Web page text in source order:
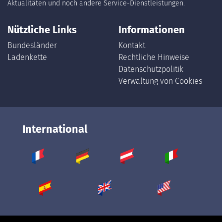
Aktualitäten und noch andere Service-Dienstleistungen.
Nützliche Links
Bundesländer
Ladenkette
Informationen
Kontakt
Rechtliche Hinweise
Datenschutzpolitik
Verwaltung von Cookies
International